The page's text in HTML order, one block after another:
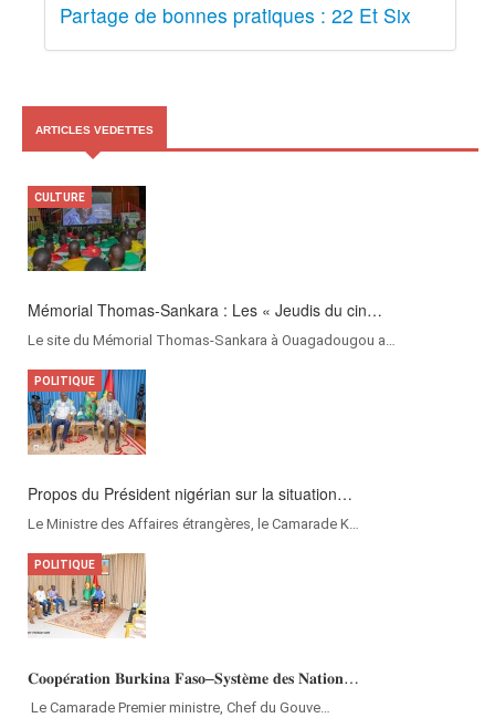
Partage de bonnes pratiques : 22 Et Six
ARTICLES VEDETTES
Mémorial Thomas-Sankara : Les « Jeudis du cin…
Le site du Mémorial Thomas-Sankara à Ouagadougou a…
CULTURE
Propos du Président nigérian sur la situation…
Le Ministre des Affaires étrangères, le Camarade K…
POLITIQUE
𝐂𝐨𝐨𝐩𝐞́𝐫𝐚𝐭𝐢𝐨𝐧 𝐁𝐮𝐫𝐤𝐢𝐧𝐚 𝐅𝐚𝐬𝐨–𝐒𝐲𝐬𝐭𝐞̀𝐦𝐞 𝐝𝐞𝐬 𝐍𝐚𝐭𝐢𝐨𝐧…
‎Le Camarade Premier ministre, Chef du Gouve…
POLITIQUE